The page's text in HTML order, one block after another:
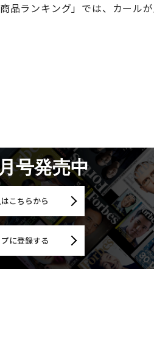
品ランキング」では、カール
号発売中
こちらから
に登録する